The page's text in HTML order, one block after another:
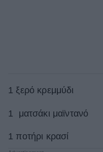
1 ξερό κρεμμύδι
1 ματσάκι μαϊντανό
1 ποτήρι κρασί